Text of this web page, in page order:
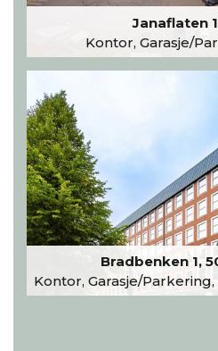
Janaflaten
Kontor, Garasje/
Bradbenken 1,
Kontor, Garasje/Parkering, Serveringslokale/